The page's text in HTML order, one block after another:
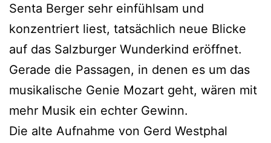
Senta Berger sehr einfühlsam und
konzentriert liest, tatsächlich neue Blicke
auf das Salzburger Wunderkind eröffnet.
Gerade die Passagen, in denen es um das
musikalische Genie Mozart geht, wären mit
mehr Musik ein echter Gewinn.
Die alte Aufnahme von Gerd Westphal